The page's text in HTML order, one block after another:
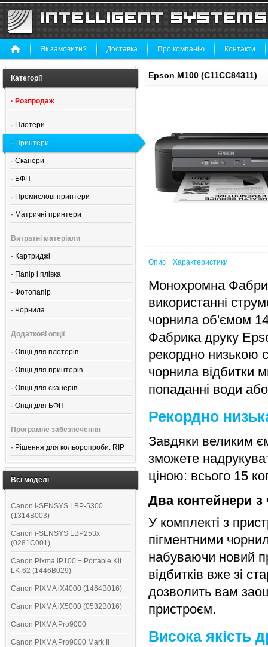
Як замовити? Доставка Про компанію Контакти
Категорії
· Розпродаж
· Плотери
· Принтери
· Сканери
· БФП
· Промислові принтери
· Матричні принтери
Витратні матеріали
· Картриджі
· Папір і плівка
· Фотопапір
· Чорнила
Додаткові опції
· Опції для плотерів
· Опції для принтерів
· Опції для сканерів
· Опції для БФП
Програмне забезпечення
· Рішення для кольоропроби. RIP
Всі моделі
Canon i-SENSYS LBP-5300
(1314B003)
Canon i-SENSYS LBP253x
(0281C001)
Canon Pixma iP100 + Portable Kit
LK-62 (1446B029)
Canon PIXMA iX4000 (1464B016)
Canon PIXMA iX5000 (0532B016)
Canon PIXMA Pro9000
Canon PIXMA Pro9000 Mark II
Epson M100 (C11CC84311)
Опис Характеристики
Монохромна
використанні
чорнила об'ємом
Фабрика друку
рекордно низькою
чорнила відбитки
попаданні води
Рекордно
Завдяки великим
зможете
ціною: всього 15
Два контейнери з
У комплекті з
пігментними
набуваючи новий
відбитків вже зі
дозволить вам
пристроєм.
Висока якість